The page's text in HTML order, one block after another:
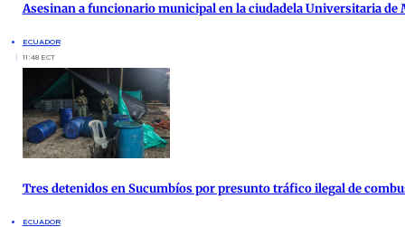
Asesinan a funcionario municipal en la ciudadela Universitaria de
ECUADOR
11:48 ECT
Tres detenidos en Sucumbíos por presunto tráfico ilegal de
ECUADOR